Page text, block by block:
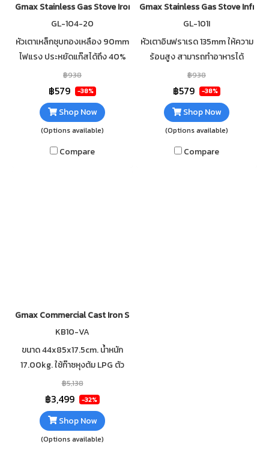
Gmax Stainless Gas Stove Iron Burner GL-104-20
GL-104-20
หัวเตาเหล็กชุบทองเหลือง 90mm
ไฟแรง ประหยัดแก๊สได้ถึง 40%
หัวเตาเหล็ก ให้ความร้อนสูง
สามารถทำอาหารได้รวดเร็ว
ทำความสะอาดง่าย
฿938
฿579 -38%
Shop Now
(Options available)
Compare
Gmax Stainless Gas Stove
GL-101I
หัวเตาอินฟราเรด 135mm ให้ความ
ร้อนสูง สามารถทำอาหารได้
รวดเร็ว วัสดุตัวเตาสแตนเลส
แข็งแรง ทนทาน ไม่เป็นสนิม
ทำความสะอาดง่าย
฿938
฿579 -38%
Shop Now
(Options available)
Compare
Gmax Commercial Cast Iron Stove KB8-VS 13" High Pressure
KB10-VA
ขนาด 44x85x17.5cm. น้ำหนัก
17.00kg. ใช้ก๊าซหุงต้ม LPG ตัว
เตาทำจากเหล็กหล่อ ใช้กับหัวปรับ
แก๊สแรงดันสูง ตัววาล์วมีท่อล่อไฟ
ผลิตในประเทศไทย
฿5,138
฿3,499 -32%
Shop Now
(Options available)